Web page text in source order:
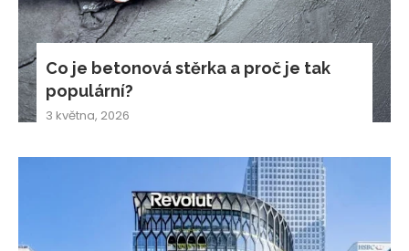
Co je betonová stěrka a proč je tak
populární?
3 května, 2026